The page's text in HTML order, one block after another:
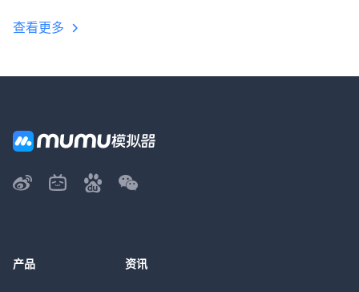
查看更多
产品 资讯